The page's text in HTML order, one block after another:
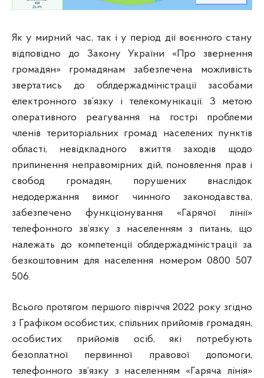
Як у мирний час, так і у період дії воєнного стану
відповідно до Закону України «Про звернення
громадян» громадянам забезпечена можливість
звертатись до облдержадміністрації засобами
електронного зв’язку і телекомунікації. З метою
оперативного реагування на гострі проблеми
членів територіальних громад населених пунктів
області, невідкладного вжиття заходів щодо
припинення неправомірних дій, поновлення прав і
свобод громадян, порушених внаслідок
недодержання вимог чинного законодавства,
забезпечено функціонування «Гарячої лінії»
телефонного зв’язку з населенням з питань, що
належать до компетенції облдержадміністрації за
безкоштовним для населення номером 0800 507
506.
Всього протягом першого півріччя 2022 року згідно
з Графіком особистих, спільних прийомів громадян,
особистих прийомів осіб, які потребують
безоплатної первинної правової допомоги,
телефонного зв’язку з населенням «Гаряча лінія»